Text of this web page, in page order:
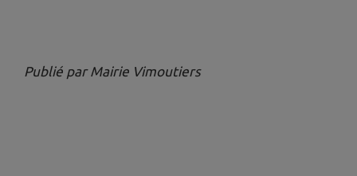
Publié par Mairie Vimoutiers